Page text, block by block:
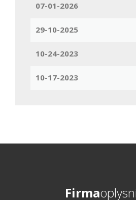
07-01-2026
29-10-2025
10-24-2023
10-17-2023
Firma